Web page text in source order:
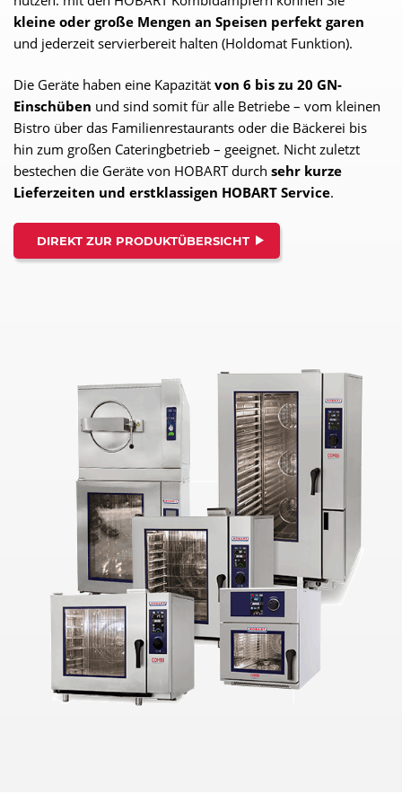
kleine oder große Mengen an Speisen perfekt garen
und jederzeit servierbereit halten (Holdomat Funktion).
Die Geräte haben eine Kapazität von 6 bis zu 20 GN-
Einschüben und sind somit für alle Betriebe – vom kleinen
Bistro über das Familienrestaurants oder die Bäckerei bis
hin zum großen Cateringbetrieb – geeignet. Nicht zuletzt
bestechen die Geräte von HOBART durch sehr kurze
Lieferzeiten und erstklassigen HOBART Service.
DIREKT ZUR PRODUKTÜBERSICHT